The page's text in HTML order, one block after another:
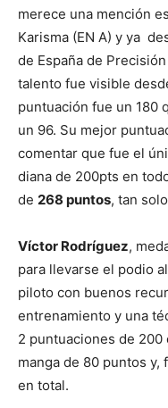
merece una mención
Karisma (EN A) y ya
de España de
talento fue visible
puntuación fue un 180
un 96. Su mejor
comentar que fue el
diana de 200pts en
de 268 puntos, tan
Víctor Rodríguez,
para llevarse el podio
piloto con buenos
entrenamiento y una
2 puntuaciones de
manga de 80 puntos
en total.